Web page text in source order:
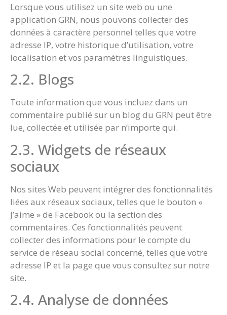
Lorsque vous utilisez un site web ou une
application GRN, nous pouvons collecter des
données à caractère personnel telles que votre
adresse IP, votre historique d’utilisation, votre
localisation et vos paramètres linguistiques.
2.2. Blogs
Toute information que vous incluez dans un
commentaire publié sur un blog du GRN peut être
lue, collectée et utilisée par n’importe qui.
2.3. Widgets de réseaux
sociaux
Nos sites Web peuvent intégrer des fonctionnalités
liées aux réseaux sociaux, telles que le bouton «
J’aime » de Facebook ou la section des
commentaires. Ces fonctionnalités peuvent
collecter des informations pour le compte du
service de réseau social concerné, telles que votre
adresse IP et la page que vous consultez sur notre
site.
2.4. Analyse de données